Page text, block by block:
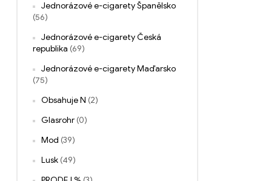
Jednorázové e-cigarety Španělsko
(56)
Jednorázové e-cigarety Česká
republika (69)
Jednorázové e-cigarety Maďarsko
(75)
Obsahuje N (2)
Glasrohr (0)
Mod (39)
Lusk (49)